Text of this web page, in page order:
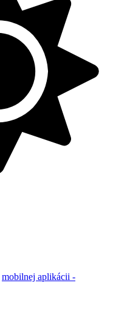
mobilnej aplikácii -